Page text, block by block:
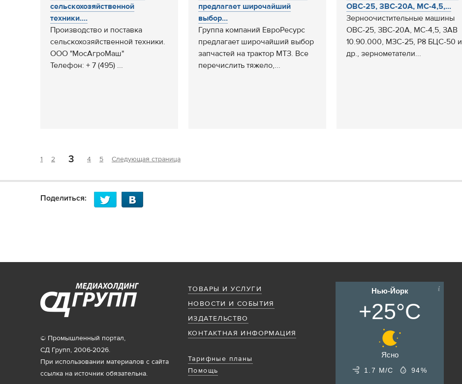
сельскохозяйственной
техники....
Производство и поставка
сельскохозяйственной техники.
ООО "МосАгроМаш"
Телефон: + 7 (495) ...
предлагает широчайший
выбор...
Группа компаний ЕвроРесурс
предлагает широчайший выбор
запчастей на трактор МТЗ. Все
перечислить тяжело,...
ОВС-25, ЗВС-20А, МС-4,5,...
Зерноочистительные машины
ОВС-25, ЗВС-20А, МС-4,5, ЗАВ
10.90.000, МЗС-25, Р8 БЦС-50 и
др., зернометатели...
1 2 3 4 5 Следующая страница
Поделиться:
ТОВАРЫ И УСЛУГИ
НОВОСТИ И СОБЫТИЯ
ИЗДАТЕЛЬСТВО
КОНТАКТНАЯ ИНФОРМАЦИЯ
Тарифные планы
Помощь
© Промышленный портал,
СД Групп, 2006-2026.
При использовании материалов с сайта
ссылка на источник обязательна.
Нью-Йорк
+25°C
Ясно
1.7 М/С 94%